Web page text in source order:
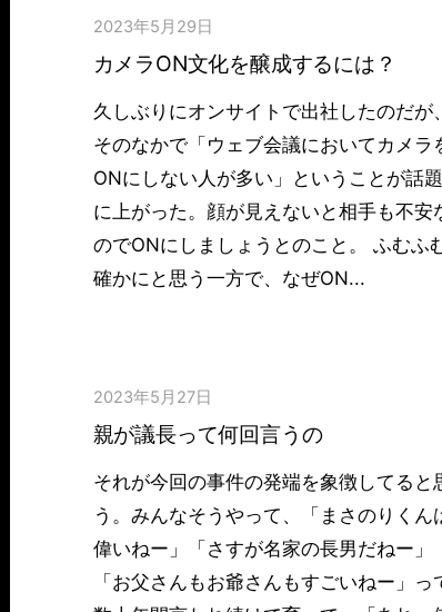
2023年5月29日
カメラON文化を醸成するには？
久しぶりにオンサイトで出社したのだが、
そのなかで「ウェブ会議においてカメラ
ONにしない人が多い」ということが話題
に上がった。顔が見えないと相手も不安
のでONにしましょうとのこと。 ふむふ
確かにと思う一方で、なぜON...
2023年5月27日
親が議長って何回言うの
それが今回の事件の発端を象徴してると
う。みんなそうやって、「まさのりくん
偉いねー」「さすが名家の長男だねー」
「お父さんもお爺さんもすごいねー」っ